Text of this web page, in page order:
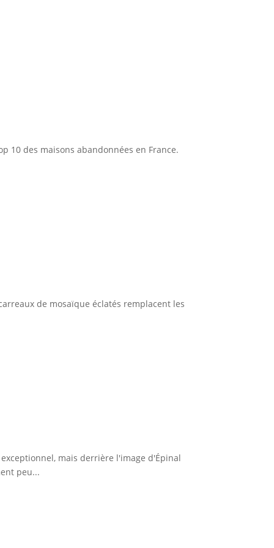
10 des maisons abandonnées en France.
de mosaïque éclatés remplacent les
mais derrière l'image d'Épinal
peu...